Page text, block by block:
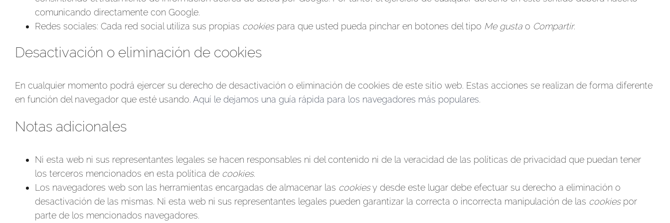
comunicando directamente con Google.
Redes sociales: Cada red social utiliza sus propias cookiespara que usted pueda pinchar en botones del tipo Me gusta o Compartir.
Desactivación o eliminación de cookies
En cualquier momento podrá ejercer su derecho de desactivación o eliminación de cookies de este sitio web. Estas acciones se realizan de forma diferente
en función del navegador que esté usando. Aquí le dejamos una guía rápida para los navegadores más populares.
Notas adicionales
Ni esta web ni sus representantes legales se hacen responsables ni del contenido ni de la veracidad de las políticas de privacidad que puedan tener
los terceros mencionados en esta política de cookies.
Los navegadores web son las herramientas encargadas de almacenar las cookiesy desde este lugar debe efectuar su derecho a eliminación o
desactivación de las mismas. Ni esta web ni sus representantes legales pueden garantizar la correcta o incorrecta manipulación de las cookiespor
parte de los mencionados navegadores.